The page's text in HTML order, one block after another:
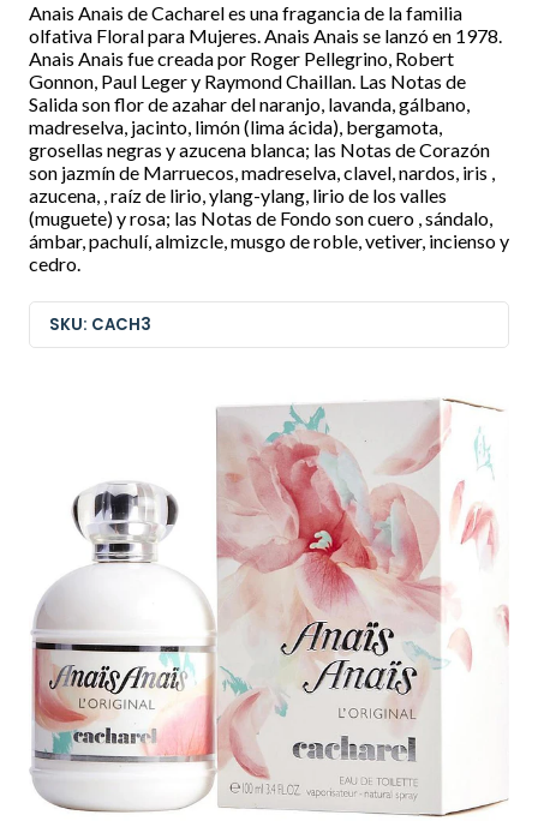
Anais Anais de Cacharel es una fragancia de la familia
olfativa Floral para Mujeres. Anais Anais se lanzó en 1978.
Anais Anais fue creada por Roger Pellegrino, Robert
Gonnon, Paul Leger y Raymond Chaillan. Las Notas de
Salida son flor de azahar del naranjo, lavanda, gálbano,
madreselva, jacinto, limón (lima ácida), bergamota,
grosellas negras y azucena blanca; las Notas de Corazón
son jazmín de Marruecos, madreselva, clavel, nardos, iris ,
azucena, , raíz de lirio, ylang-ylang, lirio de los valles
(muguete) y rosa; las Notas de Fondo son cuero , sándalo,
ámbar, pachulí, almizcle, musgo de roble, vetiver, incienso y
cedro.
SKU: CACH3